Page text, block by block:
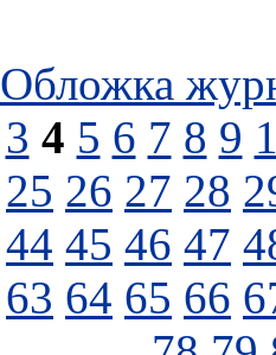
Обложка
3 4 5 6 7 8 9
25 26 27 28
44 45 46 47
63 64 65 66